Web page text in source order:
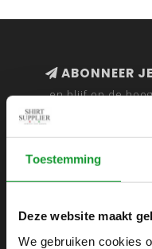
Toestemming
Deze website maakt
We gebruiken cookies
ABONNEER
en blijf op de